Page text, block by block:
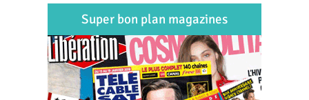
Super bon plan magazines